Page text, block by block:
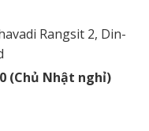
Rangsit 2, Din-
(Chủ Nhật nghỉ)